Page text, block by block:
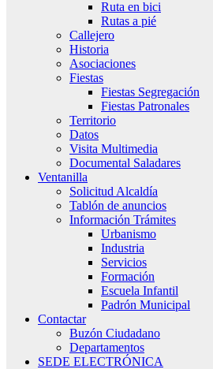
Ruta en bici
Rutas a pié
Callejero
Historia
Asociaciones
Fiestas
Fiestas Segregación
Fiestas Patronales
Territorio
Datos
Visita Multimedia
Documental Saladares
Ventanilla
Solicitud Alcaldía
Tablón de anuncios
Información Trámites
Urbanismo
Industria
Servicios
Formación
Escuela Infantil
Padrón Municipal
Contactar
Buzón Ciudadano
Departamentos
SEDE ELECTRÓNICA